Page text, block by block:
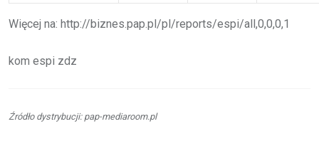
Więcej na: http://biznes.pap.pl/pl/reports/espi/all,0,0,0,1
kom espi zdz
Źródło dystrybucji: pap-mediaroom.pl